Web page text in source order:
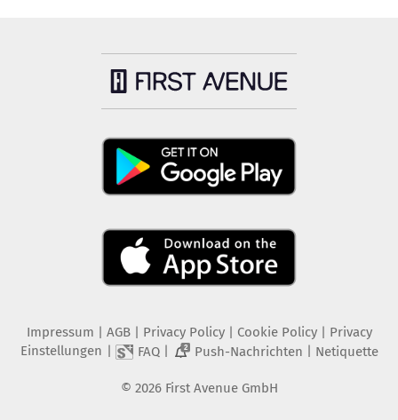
Impressum AGB Privacy Policy| Cookie Policy| Privacy
Einstellungen
FAQ| 2 Push-Nachrichten Netiquette
© 2026 First Avenue GmbH